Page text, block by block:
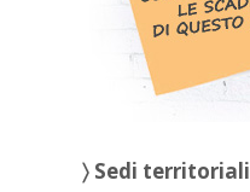
〉 Sedi territoriali